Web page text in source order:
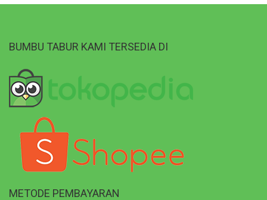
BUMBU TABUR KAMI TERSEDIA DI
METODE PEMBAYARAN